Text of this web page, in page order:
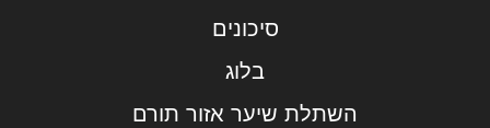
סיכונים
בלוג
השתלת שיער אזור תורם